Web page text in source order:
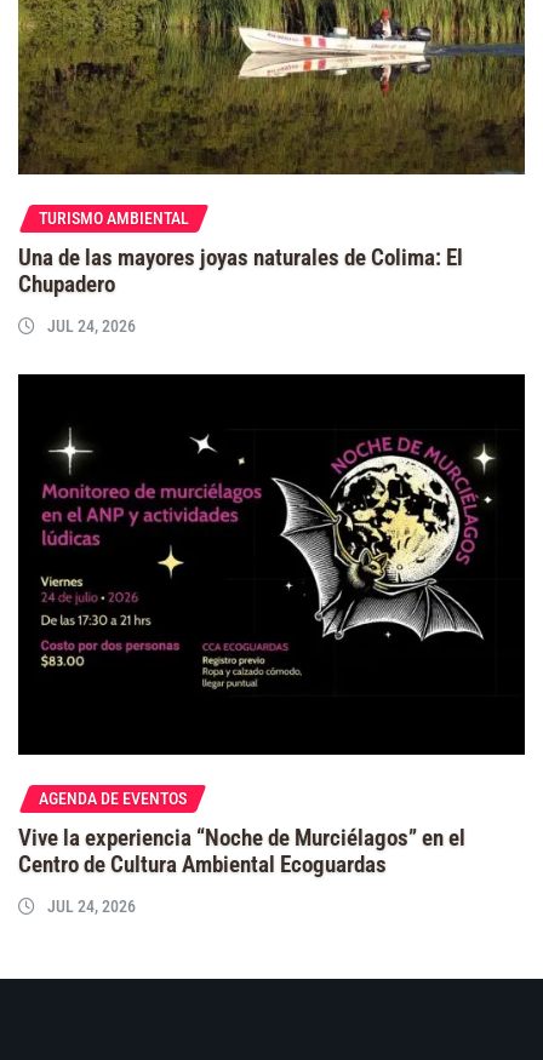
TURISMO AMBIENTAL
Una de las mayores joyas naturales de Colima: El
Chupadero
JUL 24, 2026
AGENDA DE EVENTOS
Vive la experiencia “Noche de Murciélagos” en el
Centro de Cultura Ambiental Ecoguardas
JUL 24, 2026